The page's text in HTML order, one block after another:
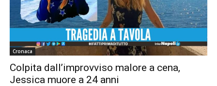
Cronaca
Colpita dall’improvviso malore a cena,
Jessica muore a 24 anni